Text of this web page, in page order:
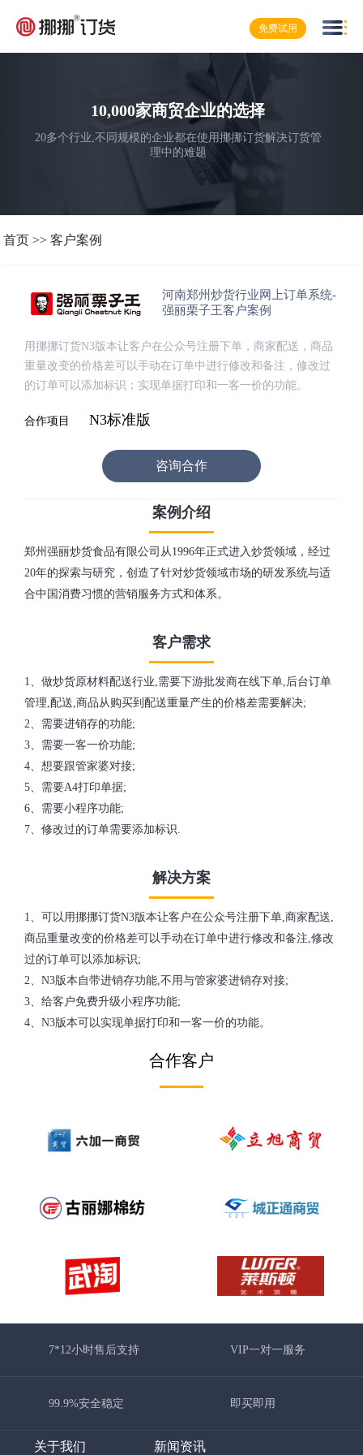
免费试用
10,000家商贸企业的选择
20多个行业,不同规模的企业都在使用挪挪订货解决订货管
理中的难题
首页 >>客户案例
河南郑州炒货行业网上订单系统-
强丽栗子王客户案例
用挪挪订货N3版本让客户在公众号注册下单，商家配送，商品
重量改变的价格差可以手动在订单中进行修改和备注，修改过
的订单可以添加标识；实现单据打印和一客一价的功能。
合作项目 N3标准版
咨询合作
案例介绍
郑州强丽炒货食品有限公司从1996年正式进入炒货领域，经过
20年的探索与研究，创造了针对炒货领域市场的研发系统与适
合中国消费习惯的营销服务方式和体系。
客户需求
1、做炒货原材料配送行业,需要下游批发商在线下单,后台订单
管理,配送,商品从购买到配送重量产生的价格差需要解决;
2、需要进销存的功能;
3、需要一客一价功能;
4、想要跟管家婆对接;
5、需要A4打印单据;
6、需要小程序功能;
7、修改过的订单需要添加标识.
解决方案
1、可以用挪挪订货N3版本让客户在公众号注册下单,商家配送,
商品重量改变的价格差可以手动在订单中进行修改和备注,修改
过的订单可以添加标识;
2、N3版本自带进销存功能,不用与管家婆进销存对接;
3、给客户免费升级小程序功能;
4、N3版本可以实现单据打印和一客一价的功能。
合作客户
7*12小时售后支持 VIP一对一服务
99.9%安全稳定 即买即用
关于我们 新闻资讯